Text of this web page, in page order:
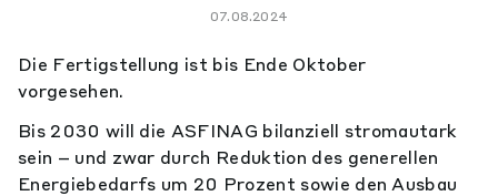
07.08.2024
Die Fertigstellung ist bis Ende Oktober
vorgesehen.
Bis 2030 will die ASFINAG bilanziell stromautark
sein – und zwar durch Reduktion des generellen
Energiebedarfs um 20 Prozent sowie den Ausbau